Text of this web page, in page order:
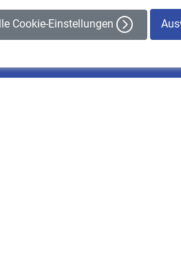
Cookie-Einstellungen